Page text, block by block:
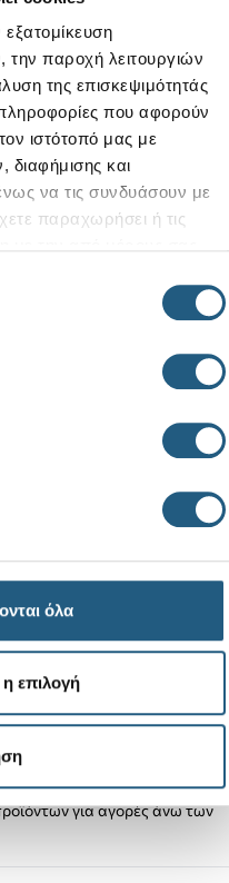
την παροχή λειτουργιών
της επισκεψιμότητάς
που αφορούν
ιστότοπό μας με
και
να τις συνδυάσουν με
παραχωρήσει ή τις
όλα
η επιλογή
Brooklyn Buckle
για αγορές άνω των